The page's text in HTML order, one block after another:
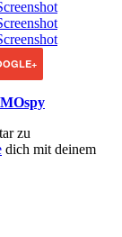
zu
dich mit deinem